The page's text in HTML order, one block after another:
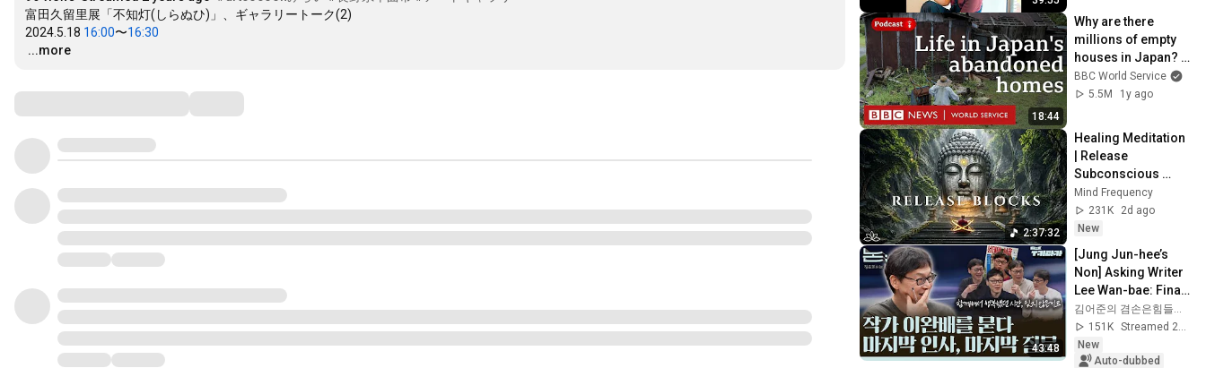
富田久留里展「不知灯(しらぬひ)」、ギャラリートーク(2)
2024.5.18 16:00〜16:30
…
...more
18:44
Why are there
millions of empty
houses in Japan? -
The Global Story
podcast, BBC World
BBC World Service
5.5M
1y ago
2:37:32
Healing Meditation
| Release
Subconscious
Blocks, Cleanse
Negative Energy &
Restore Inner
Peace
Mind Frequency
231K
2d ago
New
43:48
[Jung Jun-hee’s
Non] Asking Writer
Lee Wan-bae: Final
Farewell, Final
Question | Writer
Lee Wan-b...
151K
New
Auto-dubbed